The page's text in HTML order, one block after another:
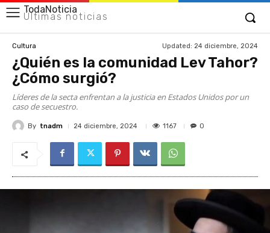
TodaNoticia
Últimas noticias
Cultura Updated: 24 diciembre, 2024
¿Quién es la comunidad Lev Tahor?
¿Cómo surgió?
Líderes de la secta enfrentan a la justicia en Estados Unidos por un
caso de secuestro.
By tnadm 24 diciembre, 2024 1167 0